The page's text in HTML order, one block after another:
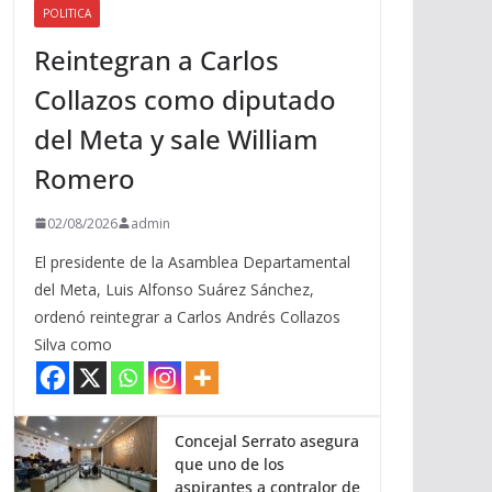
i
b
a
j
o
a
POLITICA
Reintegran a Carlos
Collazos como diputado
del Meta y sale William
Romero
02/08/2026 admin
El presidente de la Asamblea Departamental
del Meta, Luis Alfonso Suárez Sánchez,
ordenó reintegrar a Carlos Andrés Collazos
Silva como
Concejal Serrato asegura
que uno de los
aspirantes a contralor de